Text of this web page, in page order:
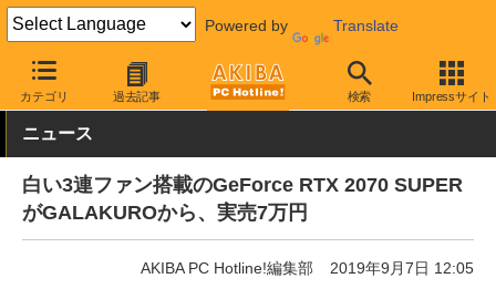
Powered by Translate
カテゴリ 過去記事 検索 Impressサイト
AKIBA PC Hotline! PCパーツ ビデオカード（グラフィックボード
ニュース
白い3連ファン搭載のGeForce RTX 2070 SUPER
がGALAKUROから、実売7万円
AKIBA PC Hotline!編集部 2019年9月7日 12:05